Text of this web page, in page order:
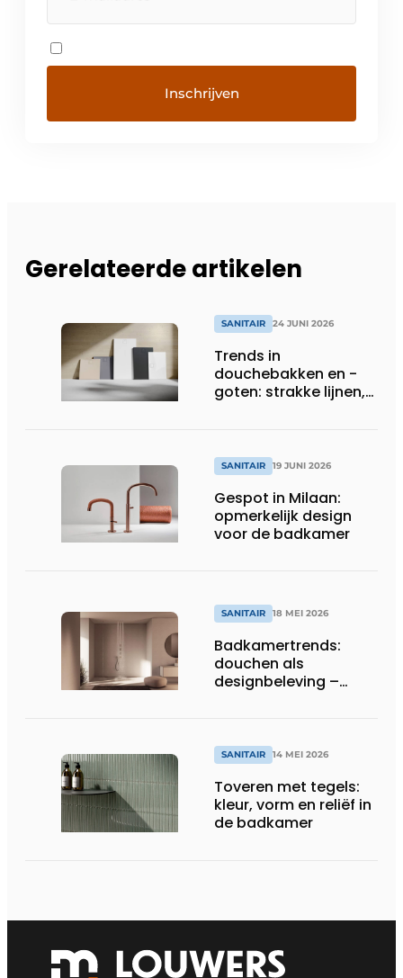
Gerelateerde artikelen
SANITAIR 24 JUNI 2026
Trends in
douchebakken en -
goten: strakke lijnen,
SANITAIR 19 JUNI 2026
Gespot in Milaan:
opmerkelijk design
voor de badkamer
SANITAIR 18 MEI 2026
Badkamertrends:
douchen als
designbeleving –
SANITAIR 14 MEI 2026
Toveren met tegels:
kleur, vorm en reliëf in
de badkamer